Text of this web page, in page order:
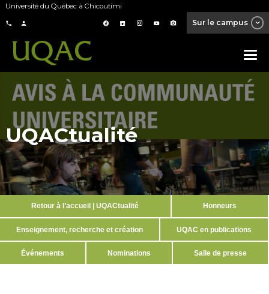
Université du Québec à Chicoutimi
Sur le campus
UQACtualité
Retour à l’accueil | UQACtualité Honneurs
Enseignement, recherche et création UQAC en publications
Événements Nominations Salle de presse